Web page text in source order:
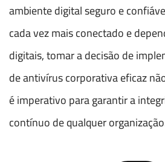
ambiente digital seguro e
cada vez mais conectado e
digitais, tomar a decisão de
de antivírus corporativa eficaz
é imperativo para garantir a
contínuo de qualquer